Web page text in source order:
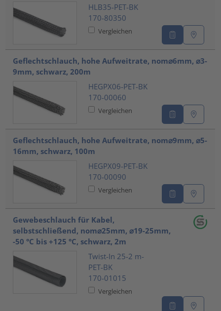
HLB35-PET-BK
170-80350
Vergleichen
Geflechtschlauch, hohe Aufweitrate, nom⌀6mm, ⌀3-
9mm, schwarz, 200m
HEGPX06-PET-BK
170-00060
Vergleichen
Geflechtschlauch, hohe Aufweitrate, nom⌀9mm, ⌀5-
16mm, schwarz, 100m
HEGPX09-PET-BK
170-00090
Vergleichen
Gewebeschlauch für Kabel,
selbstschließend, nom⌀25mm, ⌀19-25mm,
-50 °C bis +125 °C, schwarz, 2m
Twist-In 25-2 m-
PET-BK
170-01015
Vergleichen